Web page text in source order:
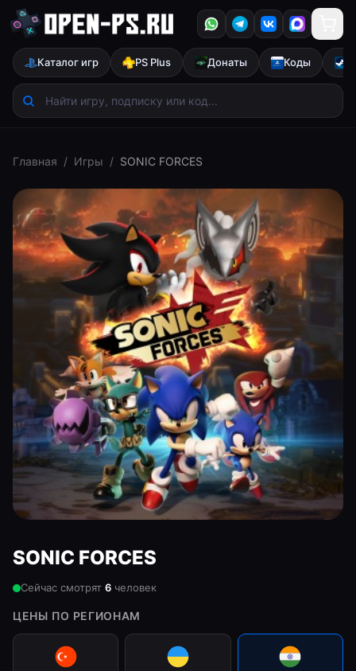
Каталог игр PS Plus Донаты Коды
Главная / Игры / SONIC FORCES
SONIC FORCES
Сейчас смотрят 6 человек
ЦЕНЫ ПО РЕГИОНАМ